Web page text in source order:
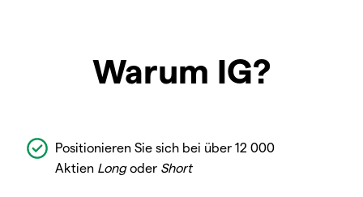
Warum IG?
Positionieren Sie sich bei über 12 000
Aktien Longoder Short